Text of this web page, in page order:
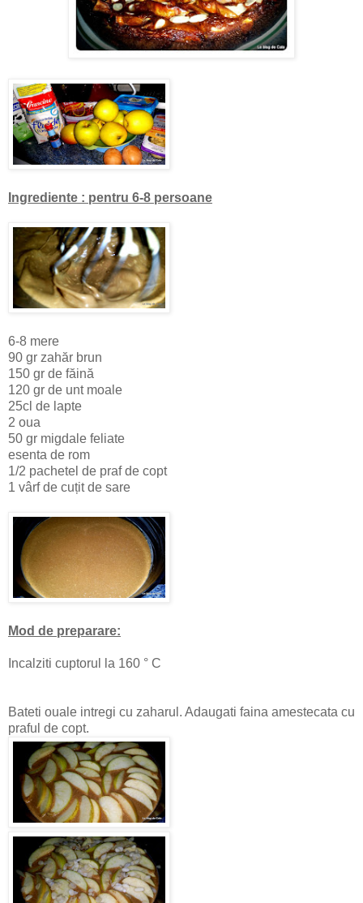
Ingrediente : pentru 6-8 persoane
6-8 mere
90 gr zahăr brun
150 gr de făină
120 gr de unt moale
25cl de lapte
2 oua
50 gr migdale feliate
esenta de rom
1/2 pachetel de praf de copt
1 vârf de cuțit de sare
Mod de preparare:
Incalziti cuptorul la 160 ° C
Bateti ouale intregi cu zaharul. Adaugati faina amestecata cu
praful de copt.